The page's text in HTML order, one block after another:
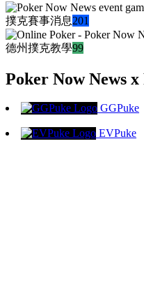
撲克賽事消息201
德州撲克教學99
Poker Now News
GGPuke
EVPuke